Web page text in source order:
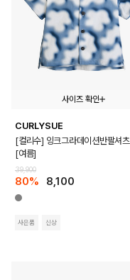
사이즈 확인
110120
CURLYSUE
[컬리수] 잉크그라데이션반팔셔츠
[여름]
39,900
80% 8,100
사은품 신상